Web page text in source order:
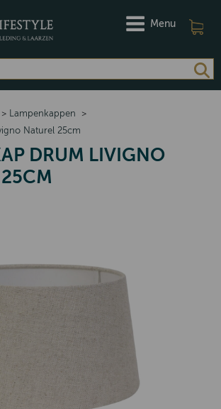
Menu
> Lampenkappen
>
Naturel 25cm
DRUM LIVIGNO